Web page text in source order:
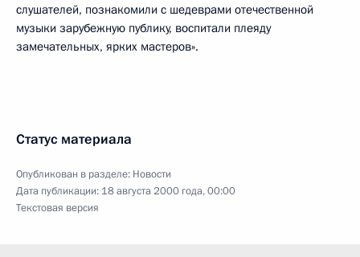
слушателей, познакомили с шедеврами отечественной
музыки зарубежную публику, воспитали плеяду
замечательных, ярких мастеров».
Статус материала
Опубликован в разделе: Новости
Дата публикации: 18 августа 2000 года, 00:00
Текстовая версия